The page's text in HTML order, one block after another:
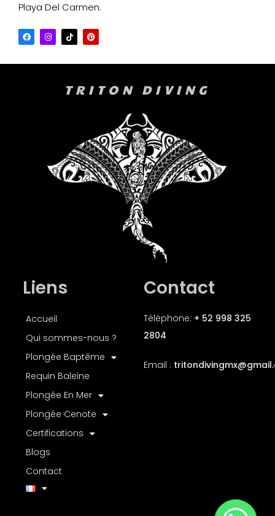
Playa Del Carmen.
TRITON DIVING
Liens
Accueil
Qui sommes-nous ?
Plongée Baptême
Requin Baleine
Plongée En Mer
Plongée Cenote
Certifications
Blogs
Contact
Contact
Téléphone: + 52 998 325
2804
Email : tritondivingmx